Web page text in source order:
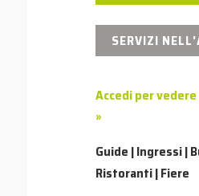
SERVIZI
Accedi per
»
Guide | Ingressi |
Ristoranti | Fiere